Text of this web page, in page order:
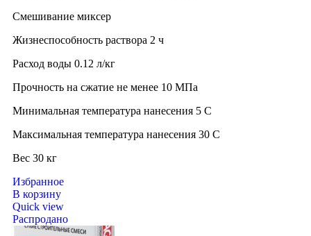
Смешивание миксер
Жизнеспособность раствора 2 ч
Расход воды 0.12 л/кг
Прочность на сжатие не менее 10 МПа
Минимальная температура нанесения 5 C
Максимальная температура нанесения 30 C
Вес 30 кг
Избранное
В корзину
Quick view
Распродано